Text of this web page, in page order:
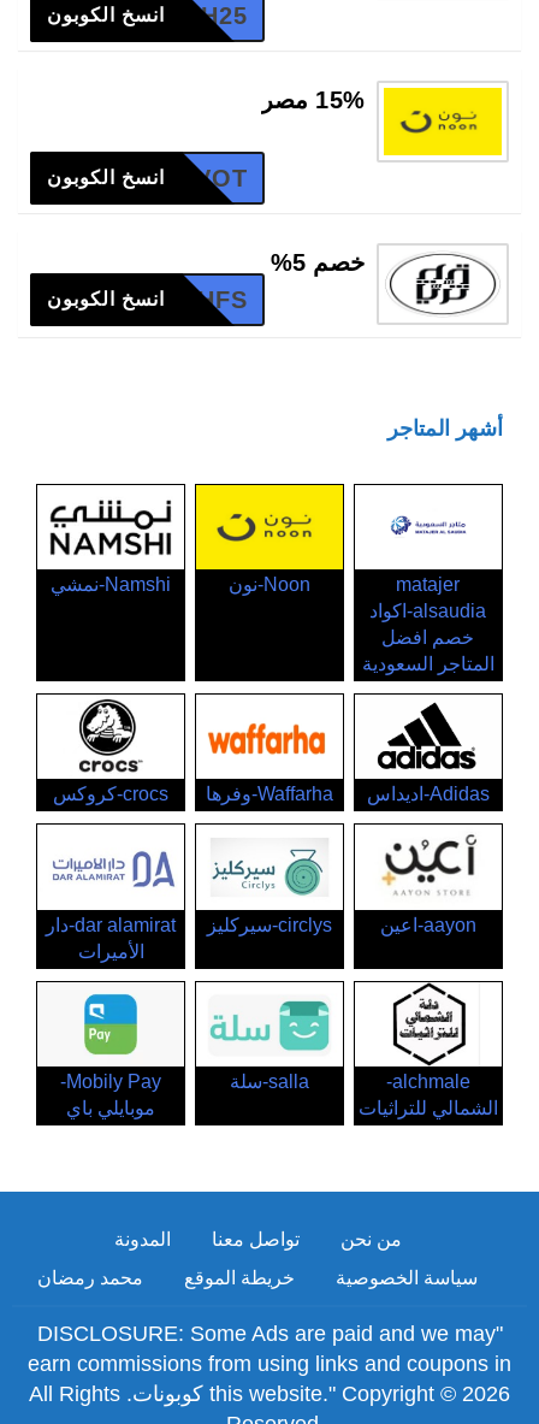
JDH25 انسخ الكوبون
15% مصر
1VOT انسخ الكوبون
خصم 5%
F-2YHFSانسخ الكوبون
أشهر المتاجر
matajer
alsaudia-اكواد
خصم افضل
المتاجر السعودية
Noon-نون Namshi-نمشي
Adidas-اديداس Waffarha-وفرها crocs-كروكس
aayon-اعين circlys-سيركليز
dar alamirat-دار
الأميرات
alchmale-
الشمالي للتراثيات
salla-سلة
Mobily Pay-
موبايلي باي
من نحن تواصل معنا
المدونة
سياسة الخصوصية
خريطة الموقع محمد رمضان
"DISCLOSURE: Some Ads are paid and we may
earn commissions from using links and coupons in
this website." Copyright © 2026 كوبونات. All Rights